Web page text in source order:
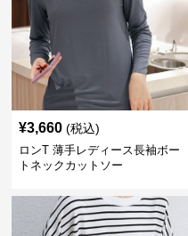
¥3,660 (税込)
ロンT 薄手レディース長袖ボー
トネックカットソー